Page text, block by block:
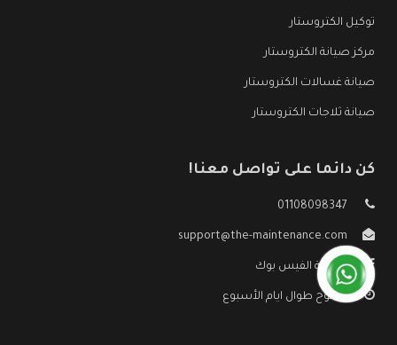
توكيل الكتروستار
مركز صيانة الكتروستار
صيانة غسالات الكتروستار
صيانة ثلاجات الكتروستار
كن دائما على تواصل معنا!
01108098347
support@the-maintenance.com
صفحة الفيس بوك
مفتوح طوال ايام الأسبوع